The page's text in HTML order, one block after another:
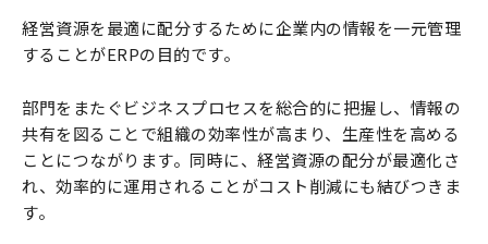
経営資源を最適に配分するために企業内の情報を一元管理
することがERPの目的です。
部門をまたぐビジネスプロセスを総合的に把握し、情報の
共有を図ることで組織の効率性が高まり、生産性を高める
ことにつながります。同時に、経営資源の配分が最適化さ
れ、効率的に運用されることがコスト削減にも結びつきま
す。